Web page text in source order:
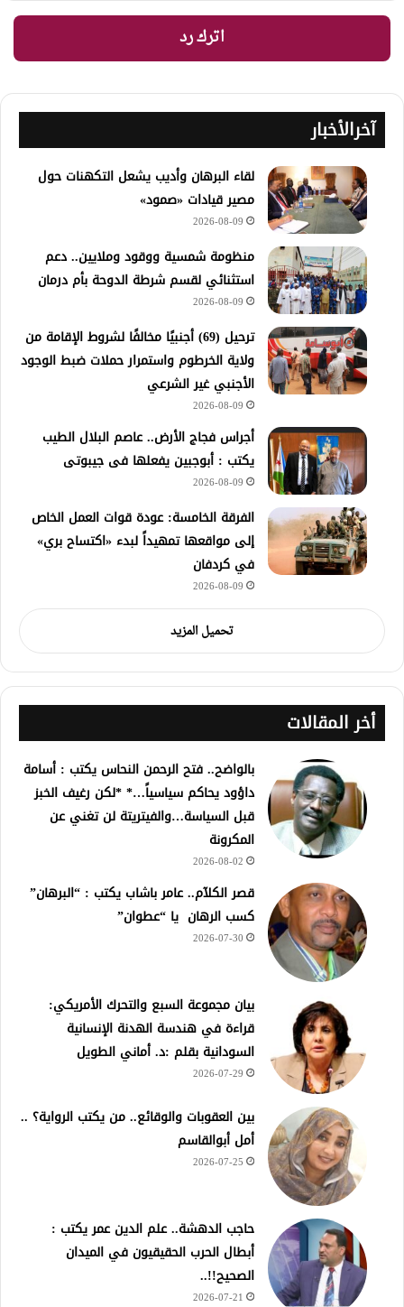
اترك رد
آخرالأخبار
لقاء البرهان وأديب يشعل التكهنات حول
مصير قيادات «صمود»
2026-08-09
منظومة شمسية ووقود وملايين.. دعم
استثنائي لقسم شرطة الدوحة بأم درمان
2026-08-09
ترحيل (69) أجنبيًا مخالفًا لشروط الإقامة من
ولاية الخرطوم واستمرار حملات ضبط الوجود
الأجنبي غير الشرعي
2026-08-09
أجراس فجاج الأرض.. عاصم البلال الطيب
يكتب : أبوجبين يفعلها فى جيبوتى
2026-08-09
الفرقة الخامسة: عودة قوات العمل الخاص
إلى مواقعها تمهيداً لبدء «اكتساح بري»
في كردفان
2026-08-09
تحميل المزيد
أخر المقالات
بالواضح.. فتح الرحمن النحاس يكتب : أسامة
داؤود يحاكم سياسياً…* *لكن رغيف الخبز
قبل السياسة…والفيتريتة لن تغني عن
المكرونة
2026-08-02
قصر الكلآم.. عامر باشاب يكتب : “البرهان”
كسب الرهان يا “عطوان”
2026-07-30
بيان مجموعة السبع والتحرك الأمريكي:
قراءة في هندسة الهدنة الإنسانية
السودانية بقلم :د. أماني الطويل
2026-07-29
بين العقوبات والوقائع.. من يكتب الرواية؟ ..
أمل أبوالقاسم
2026-07-25
حاجب الدهشة.. علم الدين عمر يكتب :
أبطال الحرب الحقيقيون في الميدان
الصحيح!!..
2026-07-21